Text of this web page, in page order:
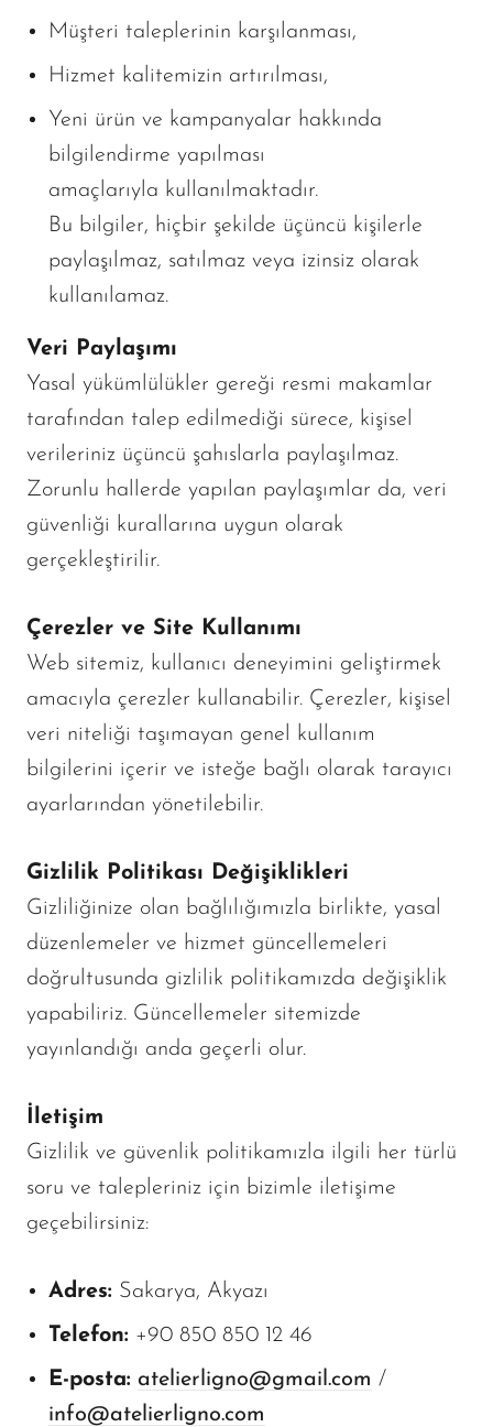
Müşteri taleplerinin karşılanması,
Hizmet kalitemizin artırılması,
Yeni ürün ve kampanyalar hakkında
bilgilendirme yapılması
amaçlarıyla kullanılmaktadır.
Bu bilgiler, hiçbir şekilde üçüncü kişilerle
paylaşılmaz, satılmaz veya izinsiz olarak
kullanılamaz.
Veri Paylaşımı
Yasal yükümlülükler gereği resmi makamlar
tarafından talep edilmediği sürece, kişisel
verileriniz üçüncü şahıslarla paylaşılmaz.
Zorunlu hallerde yapılan paylaşımlar da, veri
güvenliği kurallarına uygun olarak
gerçekleştirilir.
Çerezler ve Site Kullanımı
Web sitemiz, kullanıcı deneyimini geliştirmek
amacıyla çerezler kullanabilir. Çerezler, kişisel
veri niteliği taşımayan genel kullanım
bilgilerini içerir ve isteğe bağlı olarak tarayıcı
ayarlarından yönetilebilir.
Gizlilik Politikası Değişiklikleri
Gizliliğinize olan bağlılığımızla birlikte, yasal
düzenlemeler ve hizmet güncellemeleri
doğrultusunda gizlilik politikamızda değişiklik
yapabiliriz. Güncellemeler sitemizde
yayınlandığı anda geçerli olur.
İletişim
Gizlilik ve güvenlik politikamızla ilgili her türlü
soru ve talepleriniz için bizimle iletişime
geçebilirsiniz:
Adres: Sakarya, Akyazı
Telefon: +90 850 850 12 46
E-posta: atelierligno@gmail.com /
info@atelierligno.com